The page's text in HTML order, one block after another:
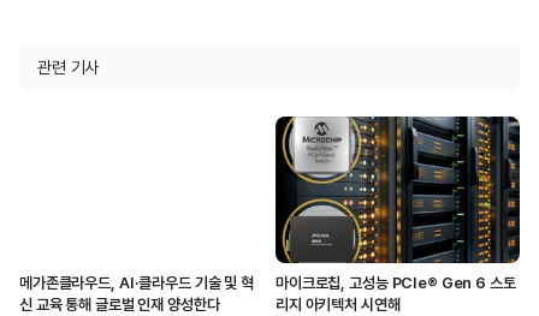
관련 기사
메가존클라우드, AI·클라우드 기술 및 혁
신 교육 통해 글로벌 인재 양성한다
마이크로칩, 고성능 PCIe® Gen 6 스토
리지 아키텍처 시연해